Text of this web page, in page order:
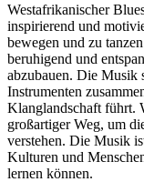
Westafrikanischer
inspirierend und
bewegen und zu
beruhigend und
abzubauen. Die Musik
Instrumenten
Klanglandschaft führt.
großartiger Weg, um
verstehen. Die Musik
Kulturen und
lernen können.